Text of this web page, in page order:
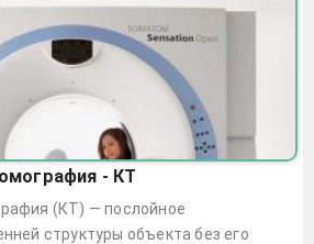
- КТ
(КТ) — послойное
структуры объекта без его